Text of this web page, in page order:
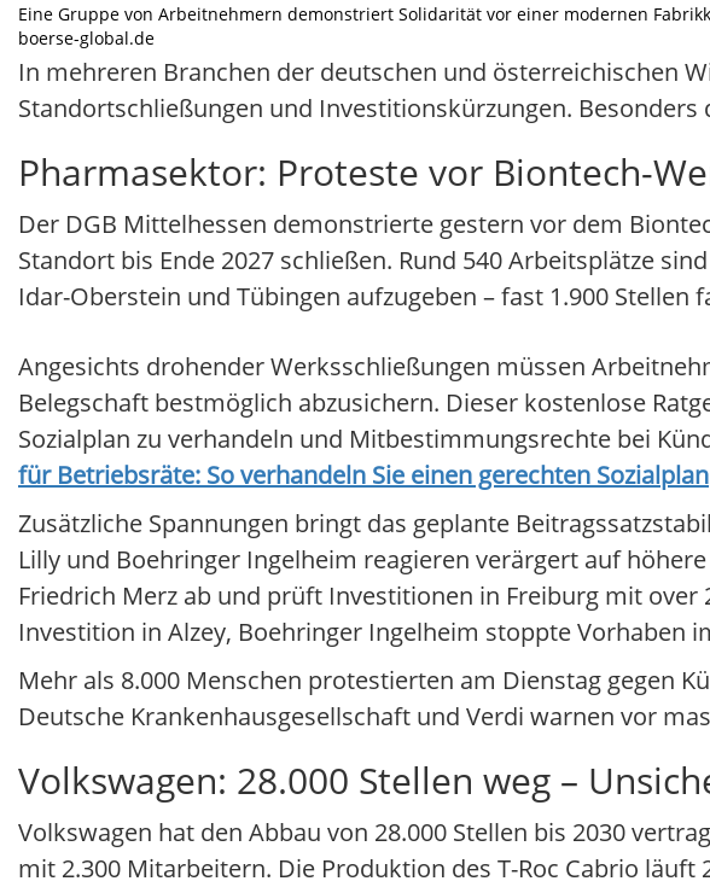
Eine Gruppe von Arbeitnehmern demonstriert Solidarität vor einer modernen
boerse-global.de
In mehreren Branchen der deutschen und österreichischen
Standortschließungen und Investitionskürzungen.
Pharmasektor: Proteste vor Biontech-
Der DGB Mittelhessen demonstrierte gestern vor dem
Standort bis Ende 2027 schließen. Rund 540 Arbeitsplätze
Idar-Oberstein und Tübingen aufzugeben – fast 1.900 Stellen
Angesichts drohender Werksschließungen müssen
Belegschaft bestmöglich abzusichern. Dieser kostenlose
Sozialplan zu verhandeln und Mitbestimmungsrechte bei
für Betriebsräte: So verhandeln Sie einen gerechten Sozialplan
Zusätzliche Spannungen bringt das geplante
Lilly und Boehringer Ingelheim reagieren verärgert auf
Friedrich Merz ab und prüft Investitionen in Freiburg mit over
Investition in Alzey, Boehringer Ingelheim stoppte Vorhaben
Mehr als 8.000 Menschen protestierten am Dienstag gegen
Deutsche Krankenhausgesellschaft und Verdi warnen vor
Volkswagen: 28.000 Stellen weg –
Volkswagen hat den Abbau von 28.000 Stellen bis 2030
mit 2.300 Mitarbeitern. Die Produktion des T-Roc Cabrio